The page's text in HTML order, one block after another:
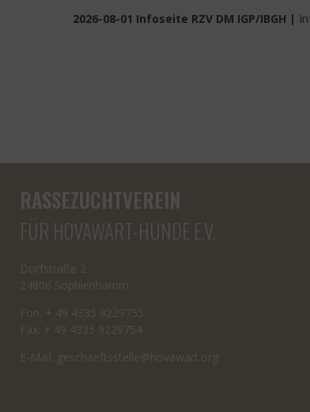
2026-08-01 Infoseite RZV DM IGP/IBGH |
RASSEZUCHTVEREIN
FÜR HOVAWART-HUNDE E.V.
Dorfstraße 2
24806 Sophienhamm
Fon: + 49 4335 9229755
Fax: + 49 4335 9229754
E-Mail:
gro.t
rawav
oh@el
letss
tfeah
cseg